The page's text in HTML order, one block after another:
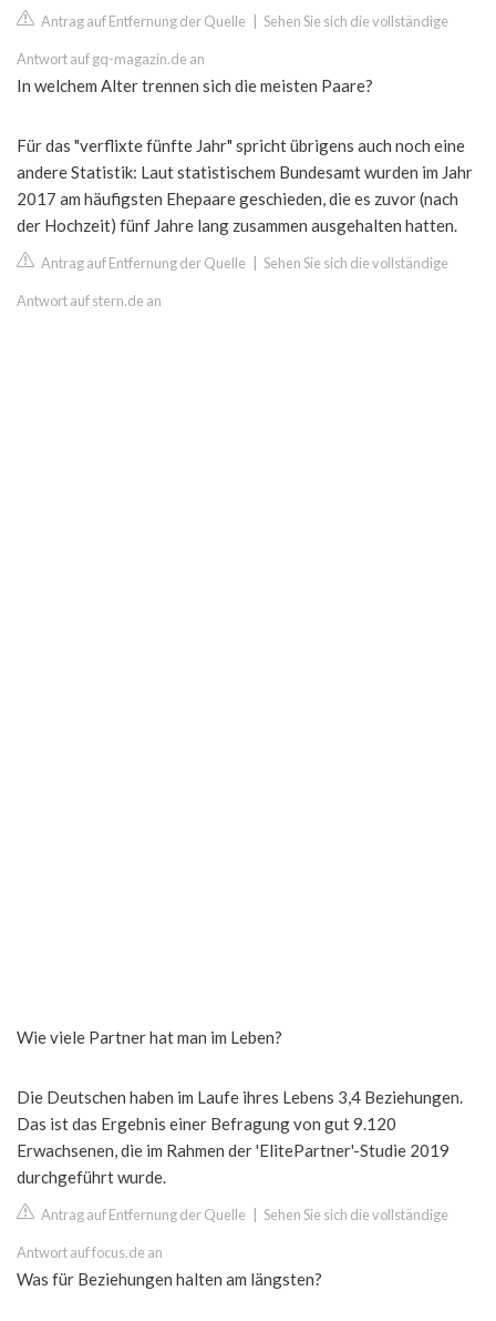
Antrag auf Entfernung der Quelle Sehen Sie sich die vollständige
Antwort auf gq-magazin.de an
In welchem Alter trennen sich die meisten Paare?
Für das "verflixte fünfte Jahr" spricht übrigens auch noch eine
andere Statistik: Laut statistischem Bundesamt wurden im Jahr
2017 am häufigsten Ehepaare geschieden, die es zuvor (nach
der Hochzeit) fünf Jahre lang zusammen ausgehalten hatten.
Antrag auf Entfernung der Quelle Sehen Sie sich die vollständige
Antwort auf stern.de an
Wie viele Partner hat man im Leben?
Die Deutschen haben im Laufe ihres Lebens 3,4 Beziehungen.
Das ist das Ergebnis einer Befragung von gut 9.120
Erwachsenen, die im Rahmen der 'ElitePartner'-Studie 2019
durchgeführt wurde.
Antrag auf Entfernung der Quelle Sehen Sie sich die vollständige
Antwort auf focus.de an
Was für Beziehungen halten am längsten?